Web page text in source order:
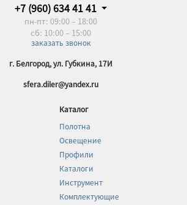
+7 (960) 634 41 41
пн-пт: 09:00 – 18:00
сб: 10:00 – 15:00
заказать звонок
г. Белгород, ул. Губкина, 17И
sfera.diler@yandex.ru
Каталог
Полотна
Освещение
Профили
Каталоги
Инструмент
Комплектующие